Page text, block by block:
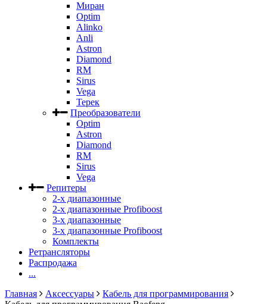
Миран
Optim
Alinko
Anli
Astron
Diamond
RM
Sirus
Vega
Терек
Преобразователи
Optim
Astron
Diamond
RM
Sirus
Vega
Репитеры
2-х диапазонные
2-х диапазонные Profiboost
3-х диапазонные
3-х диапазонные Profiboost
Комплекты
Ретрансляторы
Распродажа
...
Главная
Аксессуары
Кабель для программирования